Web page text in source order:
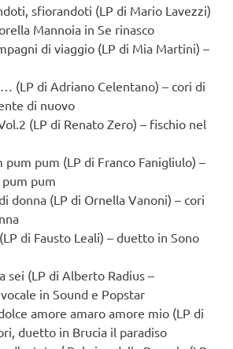
sfiorandoti (LP di Mario Lavezzi)
Mannoia in Se rinasco
di viaggio (LP di Mia Martini) –
(LP di Adriano Celentano) – cori di
di nuovo
(LP di Renato Zero) – fischio nel
pum pum (LP di Franco Fanigliulo) –
pum
donna (LP di Ornella Vanoni) – cori
di Fausto Leali) – duetto in Sono
sei (LP di Alberto Radius –
in Sound e Popstar
amore amaro amore mio (LP di
duetto in Brucia il paradiso